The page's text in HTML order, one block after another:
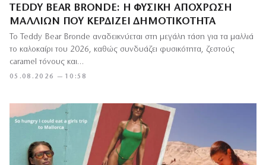
TEDDY BEAR BRONDE: Η ΦΥΣΙΚΉ ΑΠΌΧΡΩΣΗ
ΜΑΛΛΙΏΝ ΠΟΥ ΚΕΡΔΊΖΕΙ ΔΗΜΟΤΙΚΌΤΗΤΑ
05.08.2026 — 10:58
Το Teddy Bear Bronde αναδεικνύεται στη μεγάλη τάση για τα μαλλιά
το καλοκαίρι του 2026, καθώς συνδυάζει φυσικότητα, ζεστούς
caramel τόνους και…